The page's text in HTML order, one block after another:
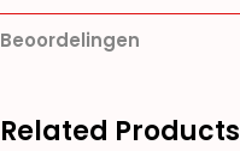
Beoordelingen
Related Products